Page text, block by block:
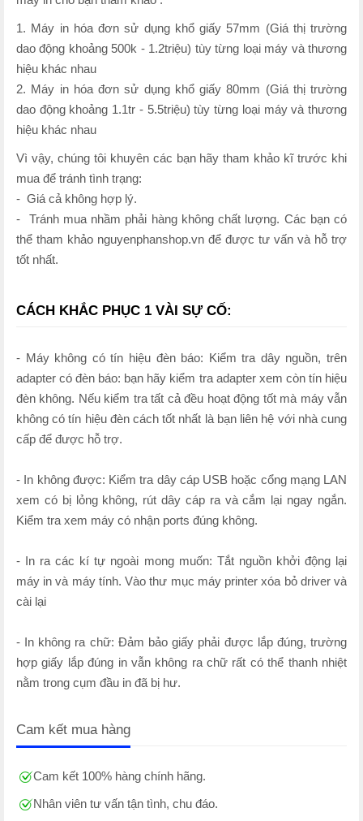
1. Máy in hóa đơn sử dụng khổ giấy 57mm (Giá thị trường
dao động khoảng 500k - 1.2triệu) tùy từng loại máy và thương
hiệu khác nhau
2. Máy in hóa đơn sử dụng khổ giấy 80mm (Giá thị trường
dao động khoảng 1.1tr - 5.5triệu) tùy từng loại máy và thương
hiệu khác nhau
Vì vậy, chúng tôi khuyên các bạn hãy tham khảo kĩ trước khi
mua để tránh tình trạng:
- Giá cả không hợp lý.
- Tránh mua nhầm phải hàng không chất lượng. Các bạn có
thể tham khảo nguyenphanshop.vn để được tư vấn và hỗ trợ
tốt nhất.
CÁCH KHẮC PHỤC 1 VÀI SỰ CỐ:
- Máy không có tín hiệu đèn báo: Kiểm tra dây nguồn, trên
adapter có đèn báo: bạn hãy kiểm tra adapter xem còn tín hiệu
đèn không. Nếu kiểm tra tất cả đều hoạt động tốt mà máy vẫn
không có tín hiệu đèn cách tốt nhất là bạn liên hệ với nhà cung
cấp để được hỗ trợ.
- In không được: Kiểm tra dây cáp USB hoặc cổng mạng LAN
xem có bị lỏng không, rút dây cáp ra và cắm lại ngay ngắn.
Kiểm tra xem máy có nhận ports đúng không.
- In ra các kí tự ngoài mong muốn: Tắt nguồn khởi động lại
máy in và máy tính. Vào thư mục máy printer xóa bỏ driver và
cài lại
- In không ra chữ: Đảm bảo giấy phải được lắp đúng, trường
hợp giấy lắp đúng in vẫn không ra chữ rất có thể thanh nhiệt
nằm trong cụm đầu in đã bị hư.
Cam kết mua hàng
Cam kết 100% hàng chính hãng.
Nhân viên tư vấn tận tình, chu đáo.